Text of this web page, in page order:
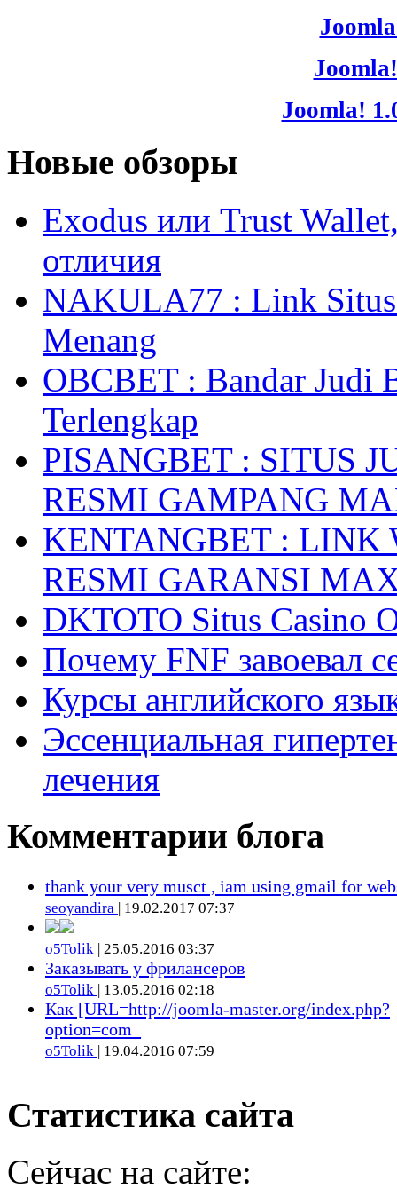
Joomla!
Новые обзоры
Exodus или Trust
отличия
NAKULA77 : Link Situs
Menang
OBCBET : Bandar Judi
Terlengkap
PISANGBET : SITUS
RESMI GAMPANG
KENTANGBET : LINK
RESMI GARANSI
DKTOTO Situs Casino
Почему FNF завоевал
Курсы английского
Эссенциальная
лечения
Комментарии блога
thank your very musct , iam using gmail for
seoyandira | 19.02.2017 07:37
o5Tolik | 25.05.2016 03:37
Заказывать у фрилансеров
o5Tolik | 13.05.2016 02:18
Как [URL=http://joomla-master.org/index.php?
option=com_
o5Tolik | 19.04.2016 07:59
Статистика сайта
Сейчас на сайте: